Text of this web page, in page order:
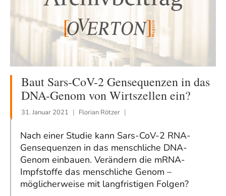
Baut Sars-CoV-2 Gensequenzen in das
DNA-Genom von Wirtszellen ein?
31. Januar 2021 Florian Rötzer
Nach einer Studie kann Sars-CoV-2 RNA-
Gensequenzen in das menschliche DNA-
Genom einbauen. Verändern die mRNA-
Impfstoffe das menschliche Genom –
möglicherweise mit langfristigen Folgen?